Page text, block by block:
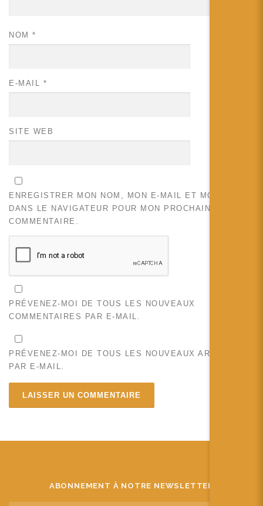
NOM *
E-MAIL *
SITE WEB
ENREGISTRER MON NOM, MON E-MAIL ET MON SITE
DANS LE NAVIGATEUR POUR MON PROCHAIN
COMMENTAIRE.
PRÉVENEZ-MOI DE TOUS LES NOUVEAUX
COMMENTAIRES PAR E-MAIL.
PRÉVENEZ-MOI DE TOUS LES NOUVEAUX ARTICLES
PAR E-MAIL.
ABONNEMENT À NOTRE NEWSLETTER